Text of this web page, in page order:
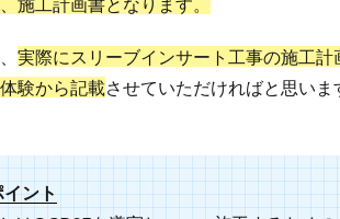
実際にスリーブインサート工事の施工
験から記載させていただければと思い
イント